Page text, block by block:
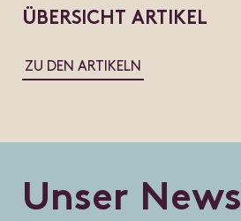
ÜBERSICHT ARTIKEL
ZU DEN ARTIKELN
Unser News